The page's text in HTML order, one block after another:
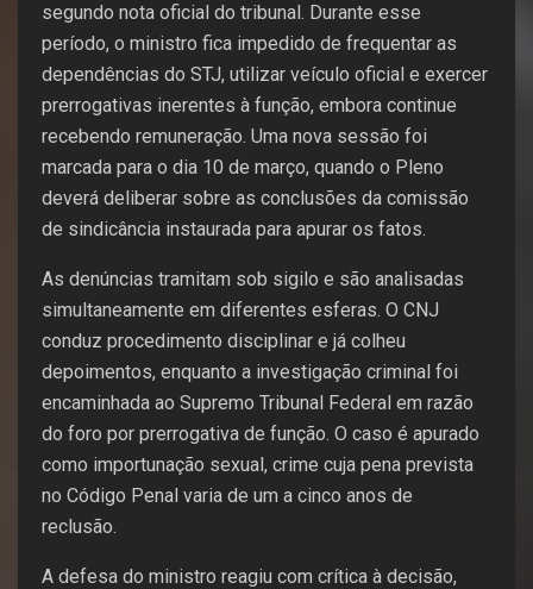
segundo nota oficial do tribunal. Durante esse
período, o ministro fica impedido de frequentar as
dependências do STJ, utilizar veículo oficial e exercer
prerrogativas inerentes à função, embora continue
recebendo remuneração. Uma nova sessão foi
marcada para o dia 10 de março, quando o Pleno
deverá deliberar sobre as conclusões da comissão
de sindicância instaurada para apurar os fatos.
As denúncias tramitam sob sigilo e são analisadas
simultaneamente em diferentes esferas. O CNJ
conduz procedimento disciplinar e já colheu
depoimentos, enquanto a investigação criminal foi
encaminhada ao Supremo Tribunal Federal em razão
do foro por prerrogativa de função. O caso é apurado
como importunação sexual, crime cuja pena prevista
no Código Penal varia de um a cinco anos de
reclusão.
A defesa do ministro reagiu com crítica à decisão,